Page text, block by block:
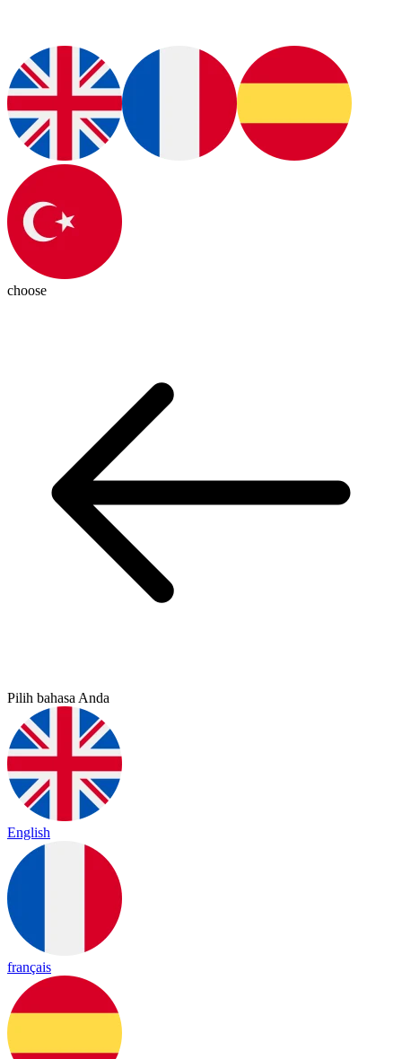
choose
Pilih bahasa Anda
English
français